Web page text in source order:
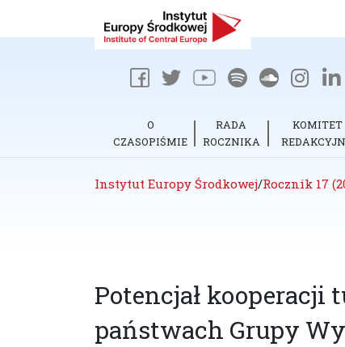
O
CZASOPIŚMIE
RADA
ROCZNIKA
KOMITET
Instytut Europy Środkowej/Rocznik 17
Potencjał
państwach Grupy